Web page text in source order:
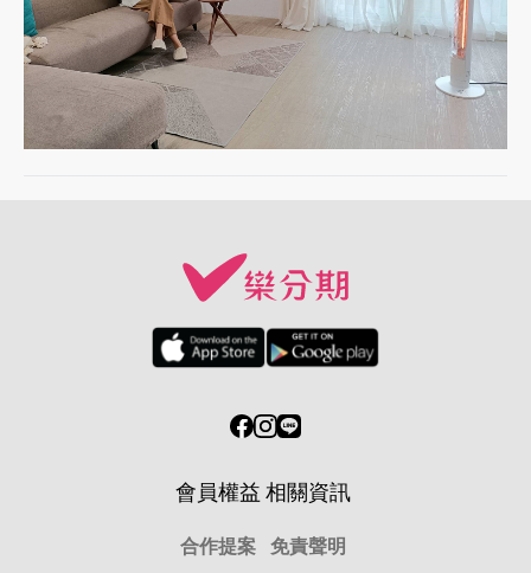
會員權益
合作提案
相關資訊
免責聲明